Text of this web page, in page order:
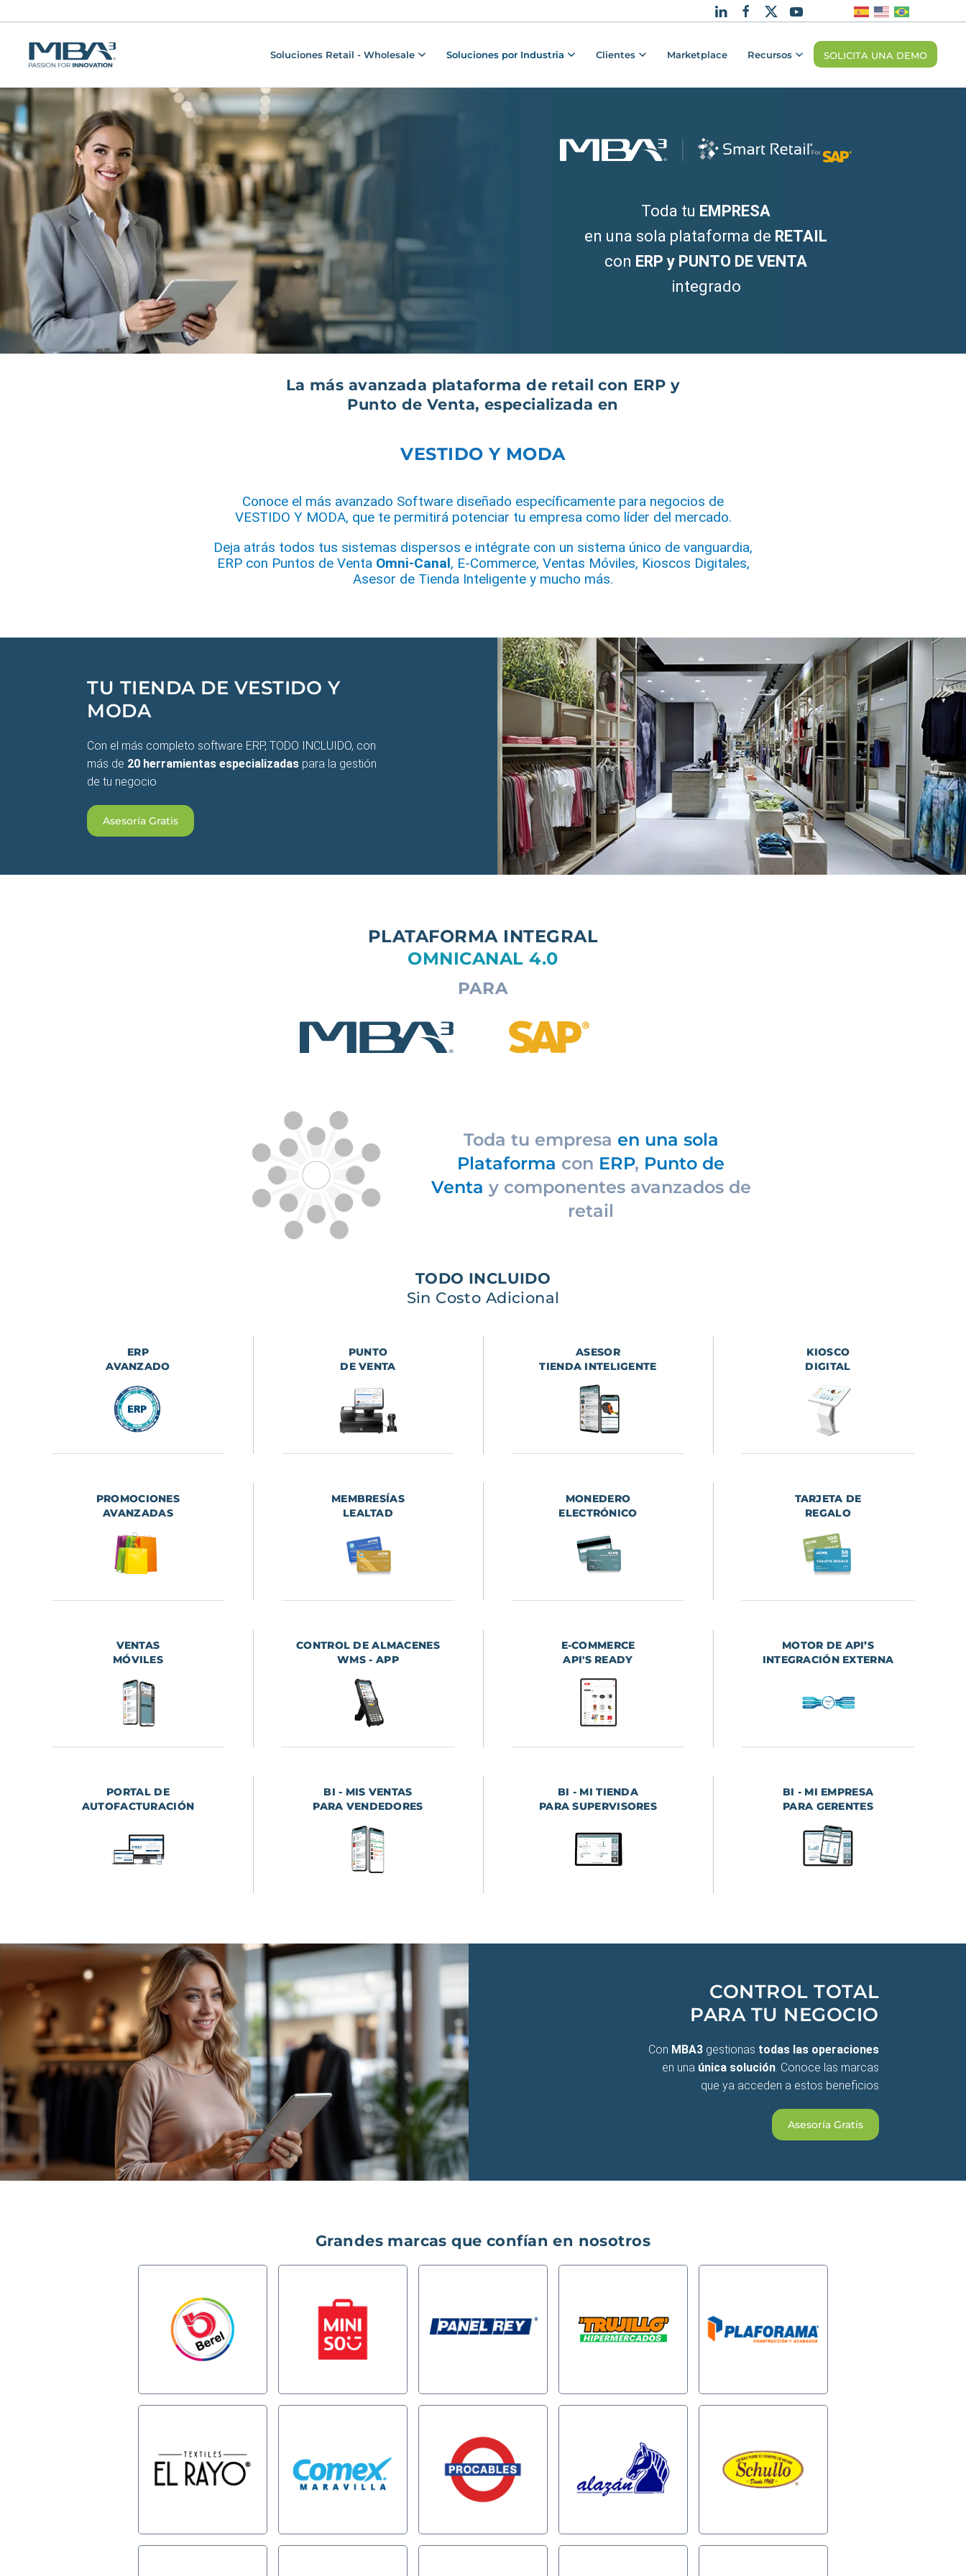
Soluciones Retail - Wholesale Soluciones por Industria Clientes Marketplace Recursos SOLICITA UNA DEMO
Toda tu EMPRESA
en una sola plataforma de RETAIL
con ERP y PUNTO DE VENTA
integrado
La más avanzada plataforma de retail con ERP y
Punto de Venta, especializada en
VESTIDO Y MODA
Conoce el más avanzado Software diseñado específicamente para negocios de
VESTIDO Y MODA, que te permitirá potenciar tu empresa como líder del mercado.
Deja atrás todos tus sistemas dispersos e intégrate con un sistema único de vanguardia,
ERP con Puntos de Venta Omni-Canal, E-Commerce, Ventas Móviles, Kioscos Digitales,
Asesor de Tienda Inteligente y mucho más.
TU TIENDA DE VESTIDO Y
MODA
Con el más completo software ERP, TODO INCLUIDO, con
más de 20 herramientas especializadaspara la gestión
de tu negocio
Asesoría Gratis
PLATAFORMA INTEGRAL
OMNICANAL 4.0
PARA
Toda tu empresa en una sola
Plataforma con ERP, Punto de
Venta y componentes avanzados de
retail
TODO INCLUIDO
Sin Costo Adicional
ERP
AVANZADO
PUNTO
DE VENTA
ASESOR
TIENDA INTELIGENTE
KIOSCO
DIGITAL
PROMOCIONES
AVANZADAS
MEMBRESÍAS
LEALTAD
MONEDERO
ELECTRÓNICO
TARJETA DE
REGALO
VENTAS
MÓVILES
CONTROL DE ALMACENES
WMS - APP
E-COMMERCE
API'S READY
MOTOR DE API’S
INTEGRACIÓN EXTERNA
PORTAL DE
AUTOFACTURACIÓN
BI - MIS VENTAS
PARA VENDEDORES
BI - MI TIENDA
PARA SUPERVISORES
BI - MI EMPRESA
PARA GERENTES
CONTROL TOTAL
PARA TU NEGOCIO
Con MBA3 gestionas todas las operaciones
en una única solución. Conoce las marcas
que ya acceden a estos beneficios
Asesoría Gratis
Grandes marcas que confían en nosotros